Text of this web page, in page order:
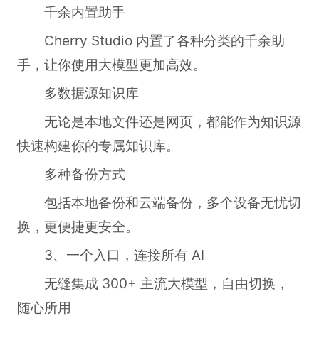
千余内置助手
Cherry Studio 内置了各种分类的千余助
手，让你使用大模型更加高效。
多数据源知识库
无论是本地文件还是网页，都能作为知识源
快速构建你的专属知识库。
多种备份方式
包括本地备份和云端备份，多个设备无忧切
换，更便捷更安全。
3、一个入口，连接所有 AI
无缝集成 300+ 主流大模型，自由切换，
随心所用